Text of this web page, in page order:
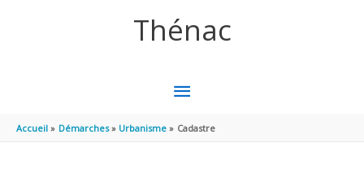
Thénac
MENU
PRINCIPAL
Accueil Démarches Urbanisme Cadastre